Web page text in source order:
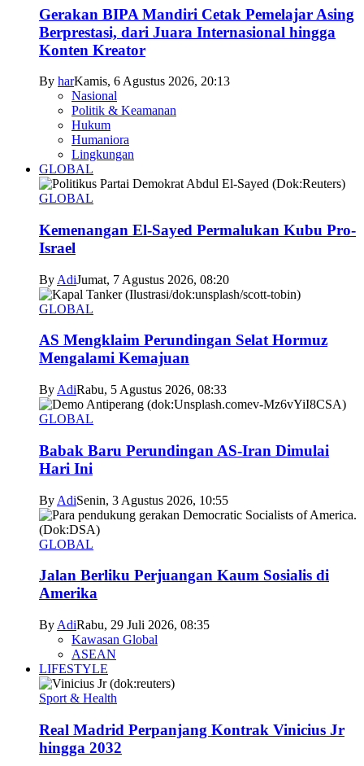
Gerakan BIPA Mandiri Cetak Pemelajar Asing
Berprestasi, dari Juara Internasional hingga
Konten Kreator
By harKamis, 6 Agustus 2026, 20:13
Nasional
Politik & Keamanan
Hukum
Humaniora
Lingkungan
GLOBAL
GLOBAL
Kemenangan El-Sayed Permalukan Kubu Pro-
Israel
By AdiJumat, 7 Agustus 2026, 08:20
GLOBAL
AS Mengklaim Perundingan Selat Hormuz
Mengalami Kemajuan
By AdiRabu, 5 Agustus 2026, 08:33
GLOBAL
Babak Baru Perundingan AS-Iran Dimulai
Hari Ini
By AdiSenin, 3 Agustus 2026, 10:55
GLOBAL
Jalan Berliku Perjuangan Kaum Sosialis di
Amerika
By AdiRabu, 29 Juli 2026, 08:35
Kawasan Global
ASEAN
LIFESTYLE
Sport & Health
Real Madrid Perpanjang Kontrak Vinicius Jr
hingga 2032